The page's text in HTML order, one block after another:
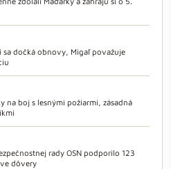
sa dočká obnovy, Migaľ považuje
na boj s lesnými požiarmi, zásadná
rady OSN podporilo 123
dôvery